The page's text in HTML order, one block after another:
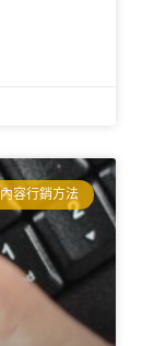
內容行銷方法